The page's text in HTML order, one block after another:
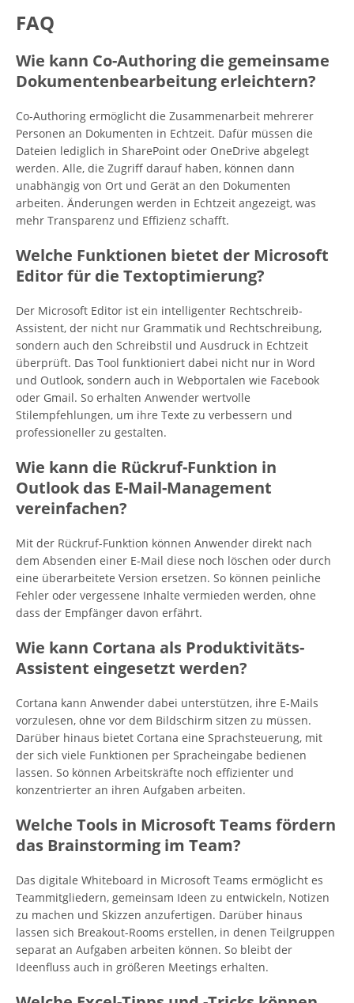
FAQ
Wie kann Co-Authoring die gemeinsame
Dokumentenbearbeitung erleichtern?
Co-Authoring ermöglicht die Zusammenarbeit mehrerer
Personen an Dokumenten in Echtzeit. Dafür müssen die
Dateien lediglich in SharePoint oder OneDrive abgelegt
werden. Alle, die Zugriff darauf haben, können dann
unabhängig von Ort und Gerät an den Dokumenten
arbeiten. Änderungen werden in Echtzeit angezeigt, was
mehr Transparenz und Effizienz schafft.
Welche Funktionen bietet der Microsoft
Editor für die Textoptimierung?
Der Microsoft Editor ist ein intelligenter Rechtschreib-
Assistent, der nicht nur Grammatik und Rechtschreibung,
sondern auch den Schreibstil und Ausdruck in Echtzeit
überprüft. Das Tool funktioniert dabei nicht nur in Word
und Outlook, sondern auch in Webportalen wie Facebook
oder Gmail. So erhalten Anwender wertvolle
Stilempfehlungen, um ihre Texte zu verbessern und
professioneller zu gestalten.
Wie kann die Rückruf-Funktion in
Outlook das E-Mail-Management
vereinfachen?
Mit der Rückruf-Funktion können Anwender direkt nach
dem Absenden einer E-Mail diese noch löschen oder durch
eine überarbeitete Version ersetzen. So können peinliche
Fehler oder vergessene Inhalte vermieden werden, ohne
dass der Empfänger davon erfährt.
Wie kann Cortana als Produktivitäts-
Assistent eingesetzt werden?
Cortana kann Anwender dabei unterstützen, ihre E-Mails
vorzulesen, ohne vor dem Bildschirm sitzen zu müssen.
Darüber hinaus bietet Cortana eine Sprachsteuerung, mit
der sich viele Funktionen per Spracheingabe bedienen
lassen. So können Arbeitskräfte noch effizienter und
konzentrierter an ihren Aufgaben arbeiten.
Welche Tools in Microsoft Teams fördern
das Brainstorming im Team?
Das digitale Whiteboard in Microsoft Teams ermöglicht es
Teammitgliedern, gemeinsam Ideen zu entwickeln, Notizen
zu machen und Skizzen anzufertigen. Darüber hinaus
lassen sich Breakout-Rooms erstellen, in denen Teilgruppen
separat an Aufgaben arbeiten können. So bleibt der
Ideenfluss auch in größeren Meetings erhalten.